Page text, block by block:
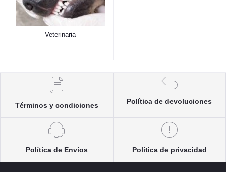
Veterinaria
Términos y condiciones
Política de devoluciones
Política de Envíos Política de privacidad